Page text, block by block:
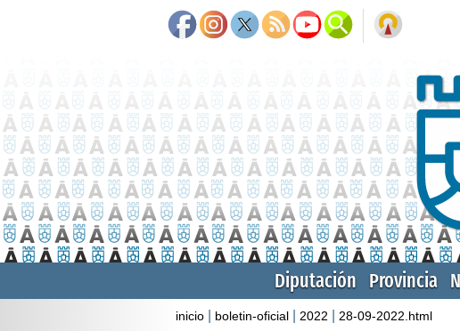
Diputación Provincia
inicio boletin-oficial 2022 28-09-2022.html